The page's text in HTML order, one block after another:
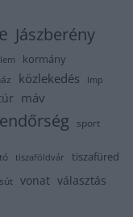
Jászberény
kormány
közlekedés lmp
máv
sport
tiszaföldvár tiszafüred
vonat választás